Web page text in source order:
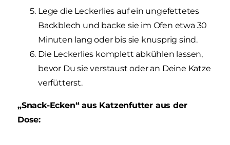
Lege die Leckerlies auf ein ungefettetes
Backblech und backe sie im Ofen etwa 30
Minuten lang oder bis sie knusprig sind.
Die Leckerlies komplett abkühlen lassen,
bevor Du sie verstaust oder an Deine Katze
verfütterst.
„Snack-Ecken“ aus Katzenfutter aus der
Dose: